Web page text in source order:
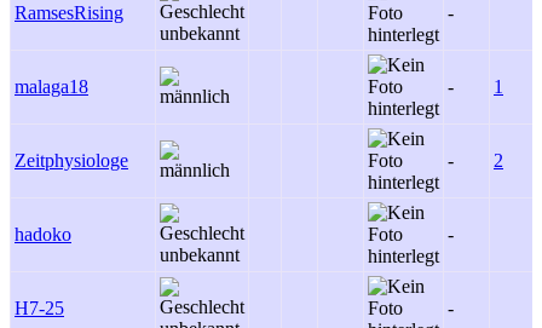
RamsesRising -
malaga18 - 1
Zeitphysiologe - 2
hadoko -
H7-25 -